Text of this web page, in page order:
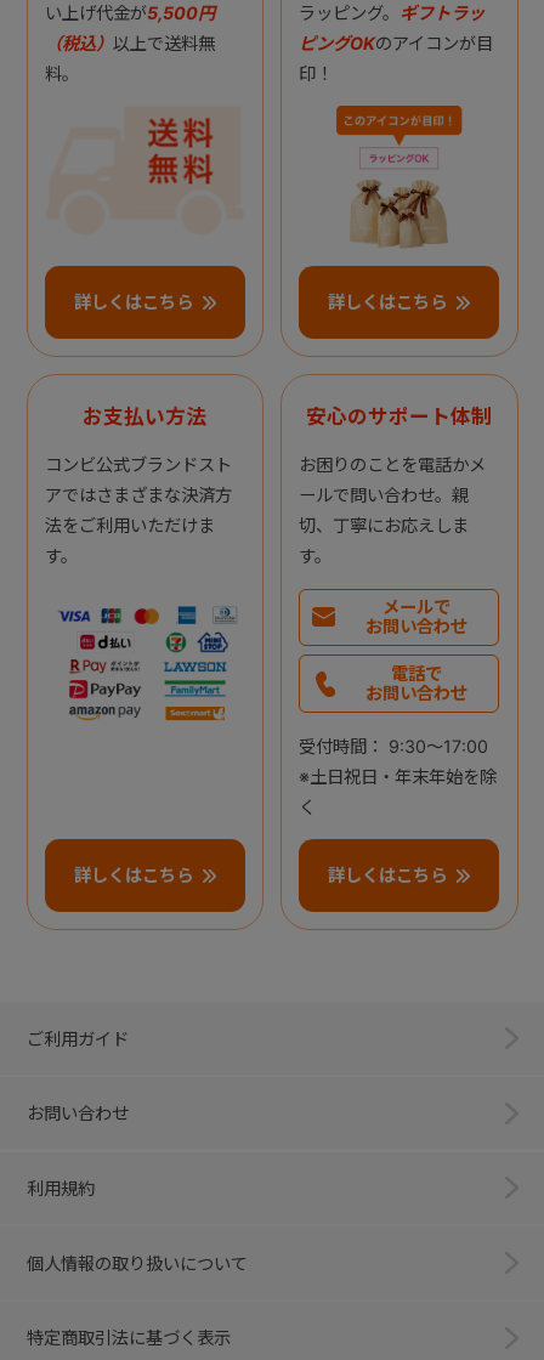
い上げ代金が5,500円
（税込） 以上で送料無
料。
詳しくはこちら
ラッピング。 ギフトラッ
ピングOKのアイコンが目
印！
詳しくはこちら
お支払い方法
コンビ公式ブランドスト
アではさまざまな決済方
法をご利用いただけま
す。
詳しくはこちら
安心のサポート体制
お困りのことを電話かメ
ールで問い合わせ。親
切、丁寧にお応えしま
す。
メールで
お問い合わせ
電話で
お問い合わせ
受付時間： 9:30～17:00
※土日祝日・年末年始を除
く
詳しくはこちら
ご利用ガイド
お問い合わせ
利用規約
個人情報の取り扱いについて
特定商取引法に基づく表示